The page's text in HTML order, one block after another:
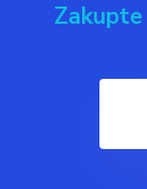
Zakupte